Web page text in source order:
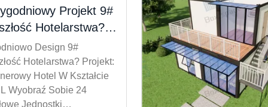
Projekt 9#
Hotelarstwa?
Hotel Modułowy W
Litery L
Design 9#
Hotelarstwa? Projekt:
Hotel W Kształcie
L Wyobraź Sobie 24
Jednostki